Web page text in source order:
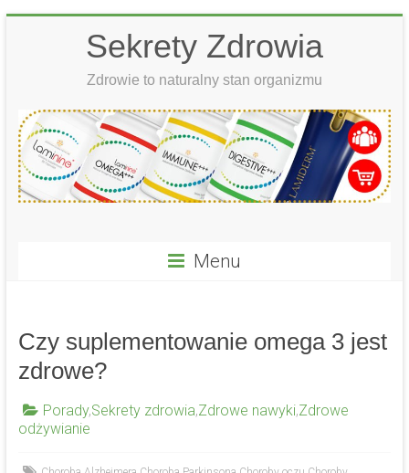
Sekrety Zdrowia
Zdrowie to naturalny stan organizmu
Menu
Czy suplementowanie omega 3 jest
zdrowe?
Porady,Sekrety zdrowia,Zdrowe nawyki,Zdrowe
odżywianie